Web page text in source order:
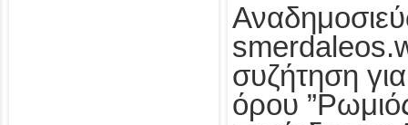
συζήτηση
όρου